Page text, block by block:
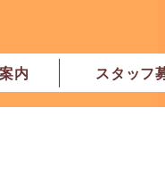
内
良市
ぽれぽれ
ぽれぽれ
ぽれぽれ
ぽれぽれ
ぽれぽれ
原市 ぽれぽれ
ぽれぽれ
ぽれぽれ
ぽれぽれ
ぽれぽれ
橿原市地
スタッフ